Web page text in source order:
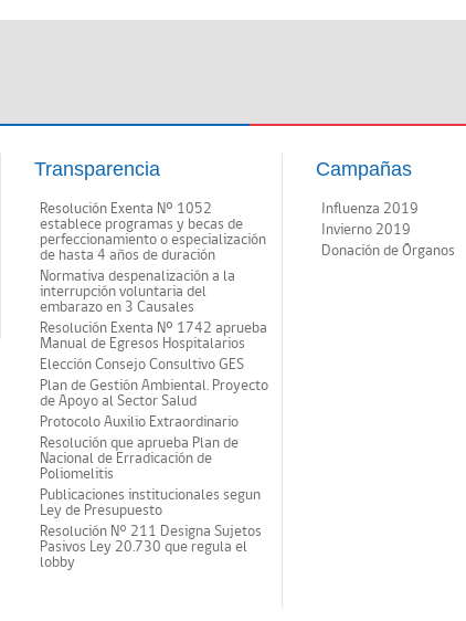
Transparencia
Resolución Exenta Nº 1052
establece programas y becas de
perfeccionamiento o especialización
de hasta 4 años de duración
Normativa despenalización a la
interrupción voluntaria del
embarazo en 3 Causales
Resolución Exenta Nº 1742 aprueba
Manual de Egresos Hospitalarios
Elección Consejo Consultivo GES
Plan de Gestión Ambiental. Proyecto
de Apoyo al Sector Salud
Protocolo Auxilio Extraordinario
Resolución que aprueba Plan de
Nacional de Erradicación de
Poliomelitis
Publicaciones institucionales segun
Ley de Presupuesto
Resolución N° 211 Designa Sujetos
Pasivos Ley 20.730 que regula el
lobby
Campañas
Influenza 2019
Invierno 2019
Donación de Órganos